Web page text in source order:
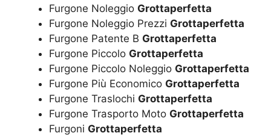
Furgone Noleggio Grottaperfetta
Furgone Noleggio Prezzi Grottaperfetta
Furgone Patente B Grottaperfetta
Furgone Piccolo Grottaperfetta
Furgone Piccolo Noleggio Grottaperfetta
Furgone Più Economico Grottaperfetta
Furgone Traslochi Grottaperfetta
Furgone Trasporto Moto Grottaperfetta
Furgoni Grottaperfetta